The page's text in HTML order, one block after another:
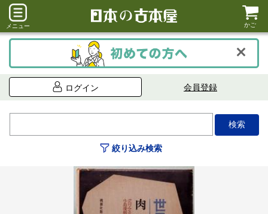
メニュー かご
ログイン 会員登録
絞り込み検索